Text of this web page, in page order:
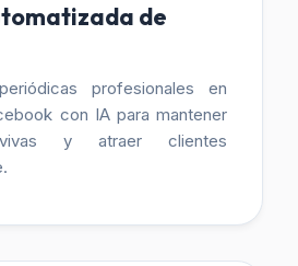
de
profesionales en
con IA para mantener
y atraer clientes